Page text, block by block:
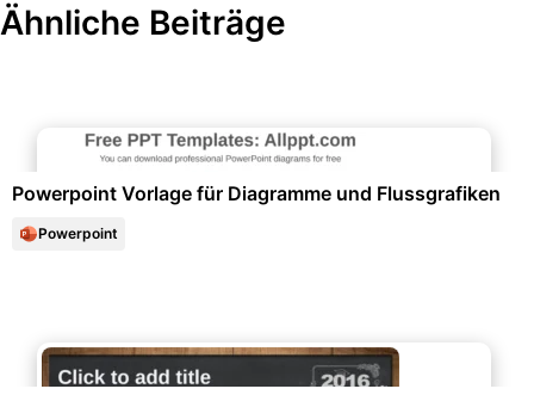
Ähnliche Beiträge
Powerpoint Vorlage für Diagramme und Flussgrafiken
Powerpoint